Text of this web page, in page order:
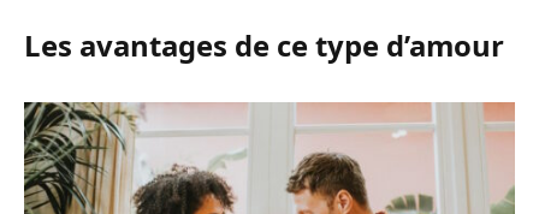
Les avantages de ce type d’amour